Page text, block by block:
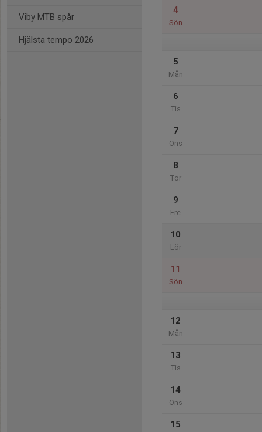
Viby MTB spår
Hjälsta tempo 2026
4
Sön
5
Mån
6
Tis
7
Ons
8
Tor
9
Fre
10
Lör
11
Sön
12
Mån
13
Tis
14
Ons
15